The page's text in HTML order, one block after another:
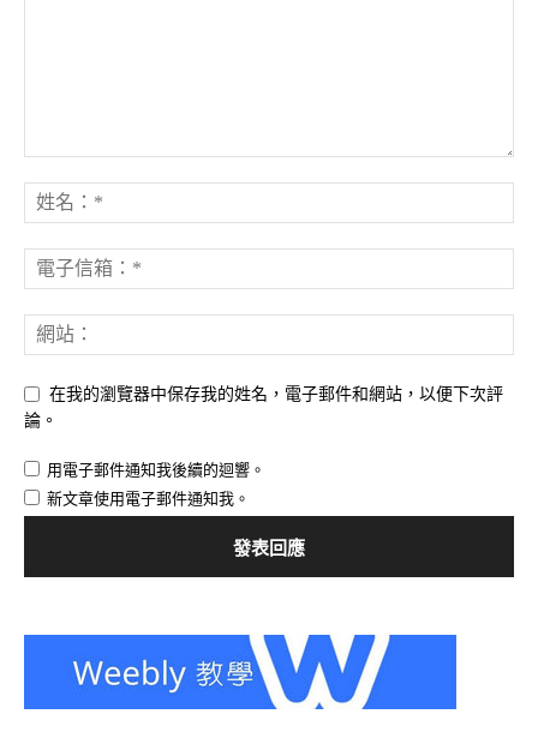
在我的瀏覽器中保存我的姓名，電子郵件和網站，以便下次評
論。
用電子郵件通知我後續的迴響。
新文章使用電子郵件通知我。